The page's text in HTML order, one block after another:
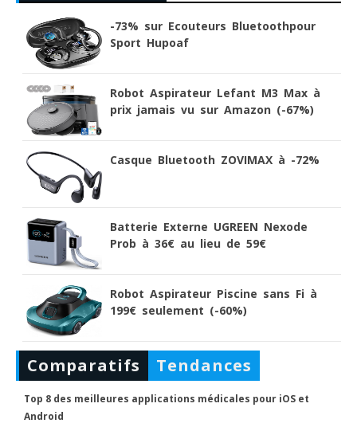
-73% sur Ecouteurs Bluetoothpour
Sport Hupoaf
Robot Aspirateur Lefant M3 Max à
prix jamais vu sur Amazon (-67%)
Casque Bluetooth ZOVIMAX à -72%
Batterie Externe UGREEN Nexode
Prob à 36€ au lieu de 59€
Robot Aspirateur Piscine sans Fi à
199€ seulement (-60%)
Comparatifs Tendances
Top 8 des meilleures applications médicales pour iOS et
Android